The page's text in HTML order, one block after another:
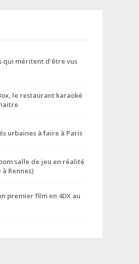
qui méritent d’être vus
le restaurant karaoké
urbaines à faire à Paris
salle de jeu en réalité
Rennes)
premier film en 4DX au